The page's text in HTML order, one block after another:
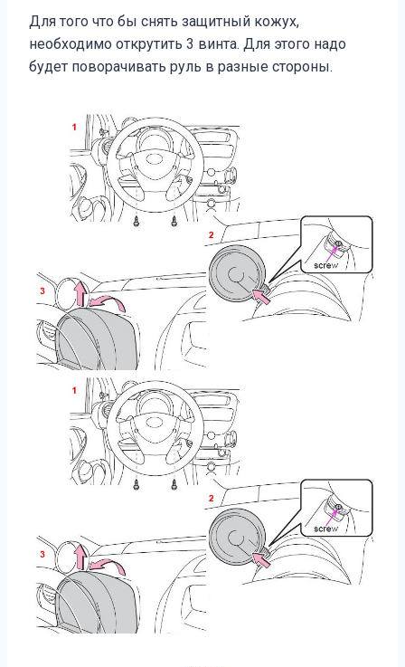
Для того что бы снять защитный кожух,
необходимо открутить 3 винта. Для этого надо
будет поворачивать руль в разные стороны.